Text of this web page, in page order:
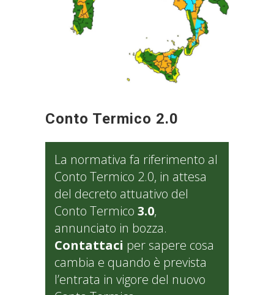
Conto Termico 2.0
La normativa fa riferimento al
Conto Termico 2.0, in attesa
del decreto attuativo del
Conto Termico 3.0,
annunciato in bozza.
Contattaci per sapere cosa
cambia e quando è prevista
l’entrata in vigore del nuovo